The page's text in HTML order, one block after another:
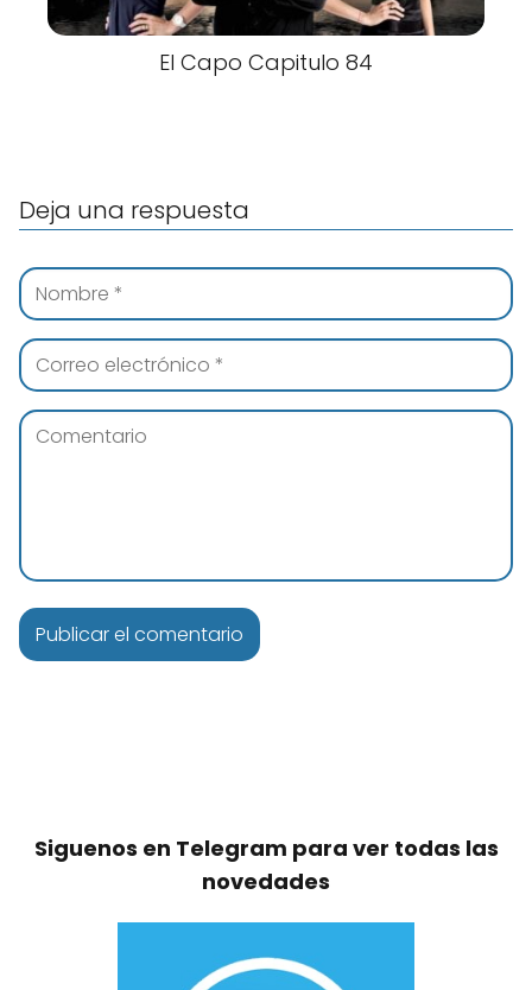
El Capo Capitulo 84
Deja una respuesta
Siguenos en Telegram para ver todas las
novedades